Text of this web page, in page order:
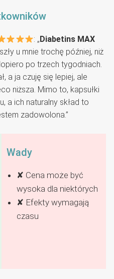
: „Diabetins MAX
u mnie trochę później, niż
po trzech tygodniach.
a ja czuję się lepiej, ale
niższa. Mimo to, kapsułki
a ich naturalny skład to
zadowolona.”
Wady
✘ Cena może być
wysoka dla niektórych
✘ Efekty wymagają
czasu